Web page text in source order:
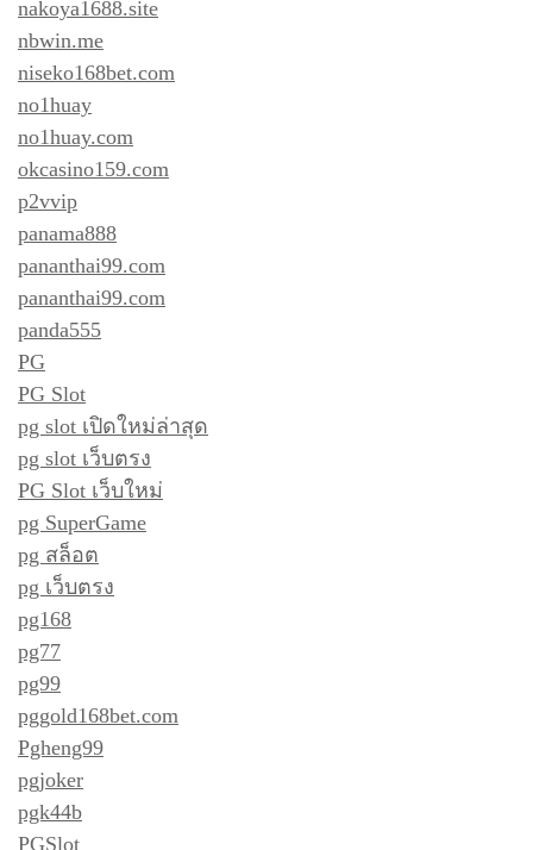
nakoya1688.site
nbwin.me
niseko168bet.com
no1huay
no1huay.com
okcasino159.com
p2vvip
panama888
pananthai99.com
pananthai99.com
panda555
PG
PG Slot
pg slot เปิดใหม่ล่าสุด
pg slot เว็บตรง
PG Slot เว็บใหม่
pg SuperGame
pg สล็อต
pg เว็บตรง
pg168
pg77
pg99
pggold168bet.com
Pgheng99
pgjoker
pgk44b
PGSlot